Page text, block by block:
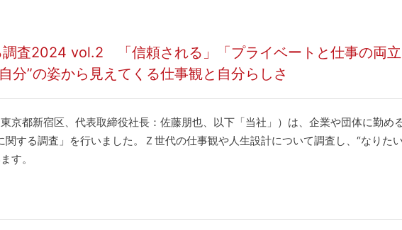
調査2024 vol.2 「信頼される」「プライベートと仕事の両
分”の姿から見えてくる仕事観と自分らしさ
京都新宿区、代表取締役社長：佐藤朋也、以下「当社」）は、企業や団体に勤め
する調査」を行いました。Ｚ世代の仕事観や人生設計について調査し、“なりた
す。